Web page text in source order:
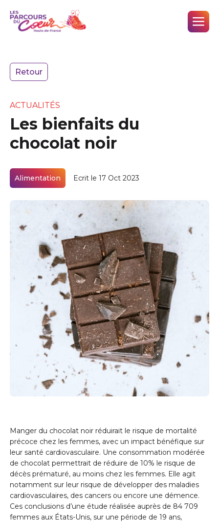
Retour
ACTUALITÉS
Les bienfaits du
chocolat noir
Alimentation Ecrit le 17 Oct 2023
Manger du chocolat noir réduirait le risque de mortalité
précoce chez les femmes, avec un impact bénéfique sur
leur santé cardiovasculaire. Une consommation modérée
de chocolat permettrait de réduire de 10% le risque de
décès prématuré, au moins chez les femmes. Elle agit
notamment sur leur risque de développer des maladies
cardiovasculaires, des cancers ou encore une démence.
Ces conclusions d’une étude réalisée auprès de 84 709
femmes aux États-Unis, sur une période de 19 ans,